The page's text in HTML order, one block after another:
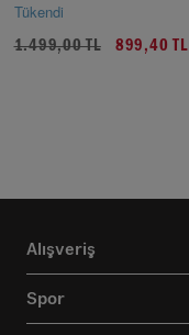
Tükendi
1.499,00 TL 899,40 TL
Alışveriş
Spor